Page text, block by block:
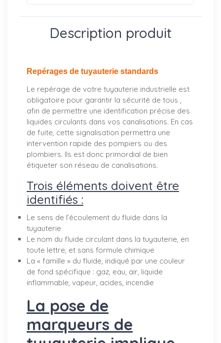
Description produit
Repérages de tuyauterie standards
Le repérage de votre tuyauterie industrielle est
obligatoire pour garantir la sécurité de tous ,
afin de permettre une identification précise des
liquides circulants dans vos canalisations. En cas
de fuite, cette signalisation permettra une
intervention rapide des pompiers ou des
plombiers. Ils est donc primordial de bien
étiqueter son réseau de canalisations.
Trois éléments doivent être
identifiés :
Le sens de l’écoulement du fluide dans la
tuyauterie
Le nom du fluide circulant dans la tuyauterie, en
toute lettre, et sans formule chimique
La « famille » du fluide, indiqué par une couleur
de fond spécifique : gaz, eau, air, liquide
inflammable, vapeur, acides, incendie
La pose de
marqueurs de